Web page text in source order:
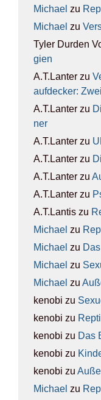
Michael zu
Michael zu
Tyler Durden
gien
A.T.Lanter zu
auf­de­cker:
A.T.Lanter zu
ner
A.T.Lanter zu
A.T.Lanter zu
A.T.Lanter zu
A.T.Lanter zu
A.T.Lantis zu
Michael zu
Michael zu
Michael zu
Michael zu
kenobi zu
kenobi zu
kenobi zu Das
kenobi zu
kenobi zu
Michael zu